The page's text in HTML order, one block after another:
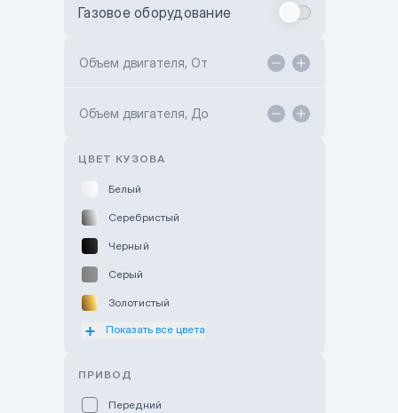
Toyota Kokshetau
Hyundai ShymCity
Газовое оборудование
Объем двигателя, От
Объем двигателя, До
ЦВЕТ КУЗОВА
Белый
Серебристый
Черный
Серый
Золотистый
Оранжевый
Показать все цвета
ПРИВОД
Передний